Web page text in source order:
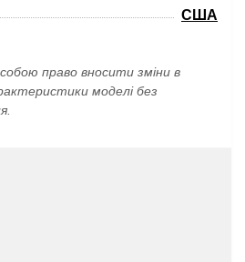
США
право вносити зміни в
моделі без